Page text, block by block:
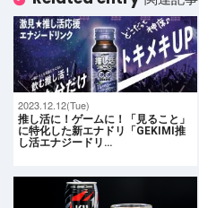
2023.12.12(Tue)
推し活に！ゲームに！「見ること」
に特化した新エナドリ「GEKIMI推
し活エナジードリ…